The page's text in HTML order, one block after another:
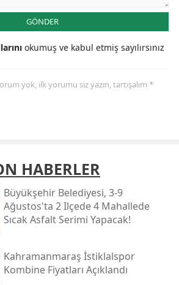
GÖNDER
okumuş ve kabul etmiş sayılırsınız
yok, ilk yorumu siz yazın, tartışalım *
HABERLER
Büyükşehir Belediyesi, 3-9
Ağustos'ta 2 Ilçede 4 Mahallede
Sıcak Asfalt Serimi Yapacak!
Kahramanmaraş İstiklalspor
Kombine Fiyatları Açıklandı